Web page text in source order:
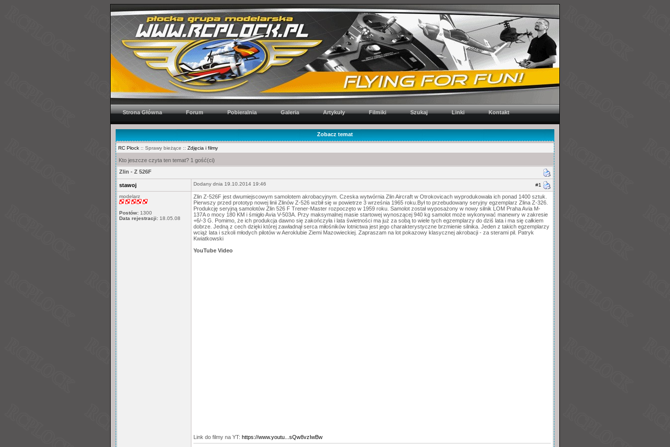
Strona Główna Forum Pobieralnia Galeria Artykuły Filmiki Szukaj Linki Kontakt
Zobacz temat
RC Płock :: Sprawy bieżące :: Zdjęcia i filmy
Kto jeszcze czyta ten temat? 1 gość(ci)
Zlin - Z 526F
stawoj #1
Dodany dnia 19.10.2014 19:46
modelarz
Postów: 1300
Data rejestracji: 18.05.08
Zlin Z-526F jest dwumiejscowym samolotem akrobacyjnym. Czeska wytwórnia Zlin Aircraft w Otrokovicach wyprodukowała ich ponad 1400 sztuk.
Pierwszy przed prototyp nowej linii Zlinów Z-526 wzbił się w powietrze 3 września 1965 roku.Był to przebudowany seryjny egzemplarz Zlina Z-326.
Produkcję seryjną samolotów Zlin 526 F Trener-Master rozpoczęto w 1959 roku. Samolot został wyposażony w nowy silnik LOM Praha Avia M-
137A o mocy 180 KM i śmigło Avia V-503A. Przy maksymalnej masie startowej wynoszącej 940 kg samolot może wykonywać manewry w zakresie
+6/-3 G. Pomimo, że ich produkcja dawno się zakończyła i lata świetności ma już za sobą to wiele tych egzemplarzy do dziś lata i ma się całkiem
dobrze. Jedną z cech dzięki której zawładnął serca miłośników lotnictwa jest jego charakterystyczne brzmienie silnika. Jeden z takich egzemplarzy
wciąż lata i szkoli młodych pilotów w Aeroklubie Ziemi Mazowieckiej. Zapraszam na lot pokazowy klasycznej akrobacji - za sterami pil. Patryk
Kwiatkowski
YouTube Video
Link do filmy na YT: https://www.youtu...sQw8vzIwBw